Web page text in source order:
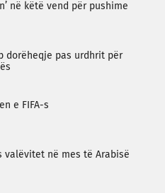
në këtë vend për pushime
dorëheqje pas urdhrit për
e FIFA-s
valëvitet në mes të Arabisë